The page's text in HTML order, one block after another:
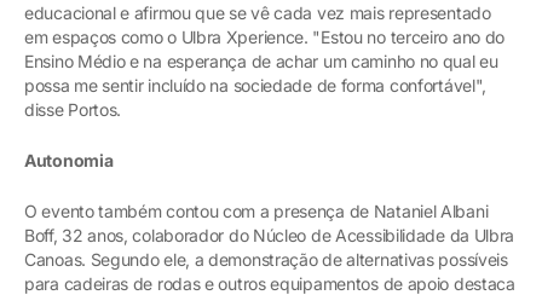
educacional e afirmou que se vê cada vez mais representado
em espaços como o Ulbra Xperience. "Estou no terceiro ano do
Ensino Médio e na esperança de achar um caminho no qual eu
possa me sentir incluído na sociedade de forma confortável",
disse Portos.
Autonomia
O evento também contou com a presença de Nataniel Albani
Boff, 32 anos, colaborador do Núcleo de Acessibilidade da Ulbra
Canoas. Segundo ele, a demonstração de alternativas possíveis
para cadeiras de rodas e outros equipamentos de apoio destaca